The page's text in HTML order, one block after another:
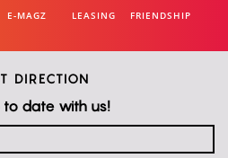
E-MAGZ LEASING FRIENDSHIP
DIRECTION
to date with us!